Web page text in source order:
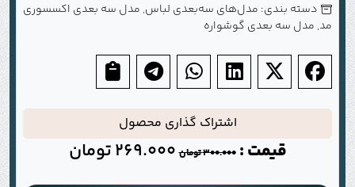
دسته بندی: مدل‌های سه‌بعدی لباس, مدل سه بعدی اکسسوری
مد, مدل سه بعدی گوشواره
اشتراک گذاری محصول
قیمت :300.000تومان 269.000تومان